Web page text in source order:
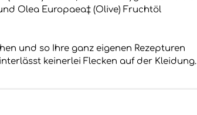
Olea Europaea‡ (Olive) Fruchtöl
und so Ihre ganz eigenen Rezepturen
keinerlei Flecken auf der Kleidung.